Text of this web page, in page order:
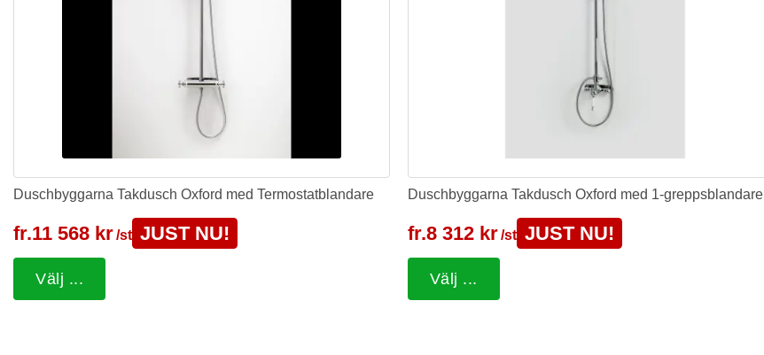
Duschbyggarna Takdusch Oxford med Termostatblandare
fr.11 568 kr/st JUST NU!
Välj ...
Duschbyggarna Takdusch Oxford med 1-greppsblandare
fr.8 312 kr/st JUST NU!
Välj ...